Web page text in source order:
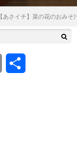
【あさイチ】菜の花のおみ